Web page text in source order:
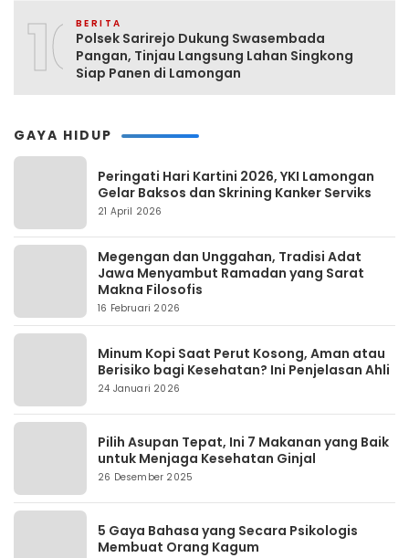
10BERITA
Polsek Sarirejo Dukung Swasembada
Pangan, Tinjau Langsung Lahan Singkong
Siap Panen di Lamongan
GAYA HIDUP
Peringati Hari Kartini 2026, YKI Lamongan
Gelar Baksos dan Skrining Kanker Serviks
21 April 2026
Megengan dan Unggahan, Tradisi Adat
Jawa Menyambut Ramadan yang Sarat
Makna Filosofis
16 Februari 2026
Minum Kopi Saat Perut Kosong, Aman atau
Berisiko bagi Kesehatan? Ini Penjelasan Ahli
24 Januari 2026
Pilih Asupan Tepat, Ini 7 Makanan yang Baik
untuk Menjaga Kesehatan Ginjal
26 Desember 2025
5 Gaya Bahasa yang Secara Psikologis
Membuat Orang Kagum